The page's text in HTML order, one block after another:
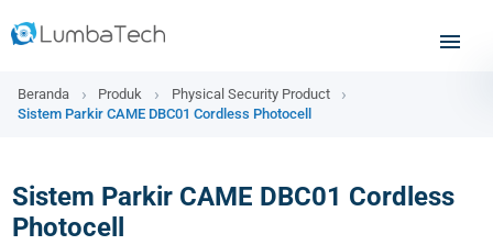
Beranda Produk
Physical Security Product
Sistem Parkir CAME DBC01 Cordless Photocell
Sistem Parkir CAME DBC01 Cordless
Photocell